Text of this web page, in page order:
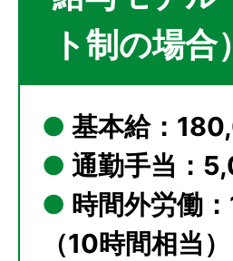
ト制の場合）
● 基本給：
● 通勤手当：
● 時間外労働
（10時間相当）